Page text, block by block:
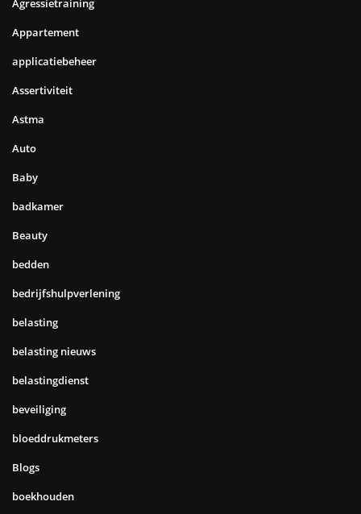
Agressietraining
Appartement
applicatiebeheer
Assertiviteit
Astma
Auto
Baby
badkamer
Beauty
bedden
bedrijfshulpverlening
belasting
belasting nieuws
belastingdienst
beveiliging
bloeddrukmeters
Blogs
boekhouden